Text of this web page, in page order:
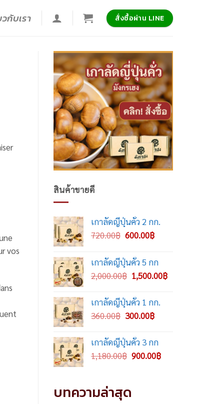
กับเรา สั่งซื้อผ่าน LINE
vos
สินค้าขายดี
เกาลัดญี่ปุ่นคั่ว 2 กก.
720.00฿ Original
was:
720.00฿.
600.00฿Current
600.00฿.
เกาลัดญี่ปุ่นคั่ว 5 กก
2,000.00฿ Original
was:
2,000.00฿.
1,500.00฿Current
เกาลัดญี่ปุ่นคั่ว 1 กก.
360.00฿ Original
was:
360.00฿.
300.00฿Current
300.00฿.
เกาลัดญี่ปุ่นคั่ว 3 กก
1,180.00฿ Original
900.00฿Current
บทความล่าสุด